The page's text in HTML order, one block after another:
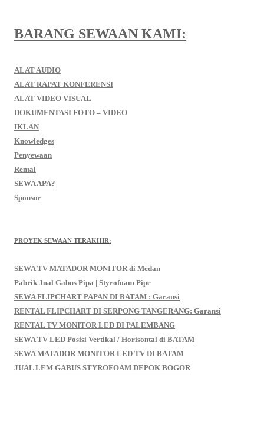
BARANG SEWAAN KAMI:
ALAT AUDIO
ALAT RAPAT KONFERENSI
ALAT VIDEO VISUAL
DOKUMENTASI FOTO – VIDEO
IKLAN
Knowledges
Penyewaan
Rental
SEWA APA?
Sponsor
PROYEK SEWAAN TERAKHIR:
SEWA TV MATADOR MONITOR di Medan
Pabrik Jual Gabus Pipa | Styrofoam Pipe
SEWA FLIPCHART PAPAN DI BATAM : Garansi
RENTAL FLIPCHART DI SERPONG TANGERANG: Garansi
RENTAL TV MONITOR LED DI PALEMBANG
SEWA TV LED Posisi Vertikal / Horisontal di BATAM
SEWA MATADOR MONITOR LED TV DI BATAM
JUAL LEM GABUS STYROFOAM DEPOK BOGOR